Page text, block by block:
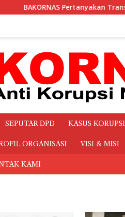
Makanan dan Minuman Rapat
SEPUTAR DPD KASUS KORUPSI
ORGANISASI VISI & MISI
KAMI